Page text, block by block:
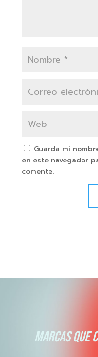
Guarda mi
en este navegador
comente.
MARCAS QUE